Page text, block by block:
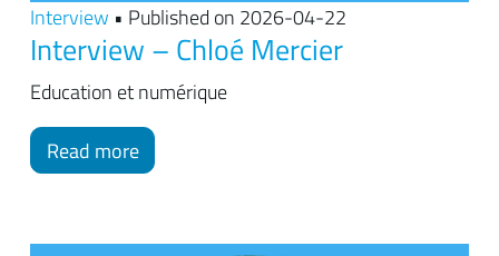
Interview • Published on 2026-04-22
Interview – Chloé Mercier
Education et numérique
Read more